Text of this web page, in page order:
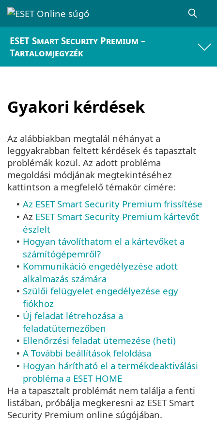
ESET Smart Security Premium –
Tartalomjegyzék
Gyakori kérdések
Az alábbiakban megtalál néhányat a
leggyakrabban feltett kérdések és tapasztalt
problémák közül. Az adott probléma
megoldási módjának megtekintéséhez
kattintson a megfelelő témakör címére:
• Az ESET Smart Security Premium frissítése
• Az ESET Smart Security Premium kártevőt
észlelt
• Hogyan távolíthatom el a kártevőket a
számítógépemről?
• Kommunikáció engedélyezése adott
alkalmazás számára
• Szülői felügyelet engedélyezése egy
fiókhoz
• Új feladat létrehozása a
feladatütemezőben
• Ellenőrzési feladat ütemezése (heti)
• A További beállítások feloldása
• Hogyan hárítható el a termékdeaktiválási
probléma a ESET HOME
Ha a tapasztalt problémát nem találja a fenti
listában, próbálja megkeresni az ESET Smart
Security Premium online súgójában.